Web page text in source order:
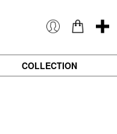
COLLECTION